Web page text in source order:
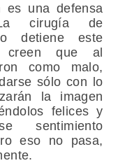
es una defensa
cirugía de
detiene este
creen que al
como malo,
sólo con lo
la imagen
felices y
sentimiento
eso no pasa,